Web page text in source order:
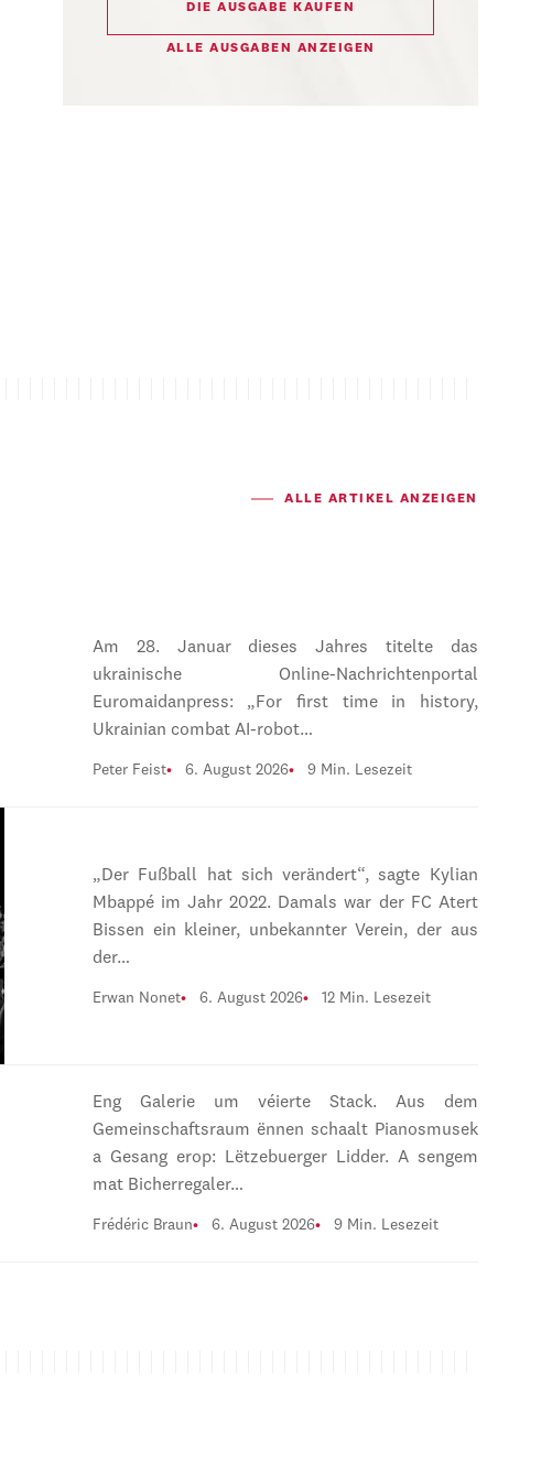
DIE AUSGABE KAUFEN
ALLE AUSGABEN ANZEIGEN
ALLE ARTIKEL ANZEIGEN
Am 28. Januar dieses Jahres titelte das
ukrainische Online-Nachrichtenportal
Euromaidanpress: „For first time in history,
Ukrainian combat AI-robot…
Peter Feist 6. August 2026 9 Min. Lesezeit
„Der Fußball hat sich verändert“, sagte Kylian
Mbappé im Jahr 2022. Damals war der FC Atert
Bissen ein kleiner, unbekannter Verein, der aus
der…
Erwan Nonet 6. August 2026 12 Min. Lesezeit
Eng Galerie um véierte Stack. Aus dem
Gemeinschaftsraum ënnen schaalt Pianosmusek
a Gesang erop: Lëtzebuerger Lidder. A sengem
mat Bicherregaler…
Frédéric Braun 6. August 2026 9 Min. Lesezeit